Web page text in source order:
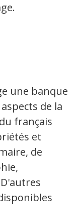
une banque
de la
français
et
de